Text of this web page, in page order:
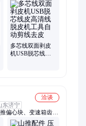
多芯线双面剥皮
机USB脱芯线皮
洽谈
东济宁
偏心块、变速箱齿
地机配件、山推装载